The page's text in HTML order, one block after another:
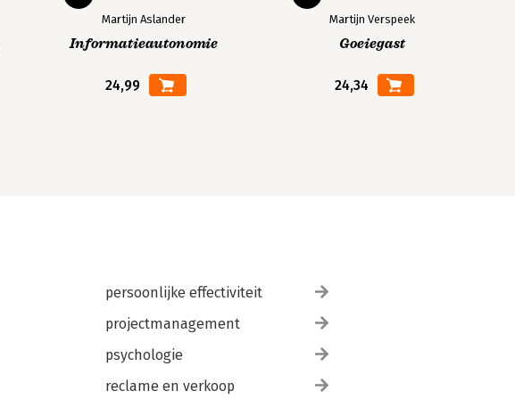
Martijn Aslander
Informatieautonomie
24,99
Martijn Verspeek
Goeiegast
24,34
persoonlijke effectiviteit
projectmanagement
psychologie
reclame en verkoop